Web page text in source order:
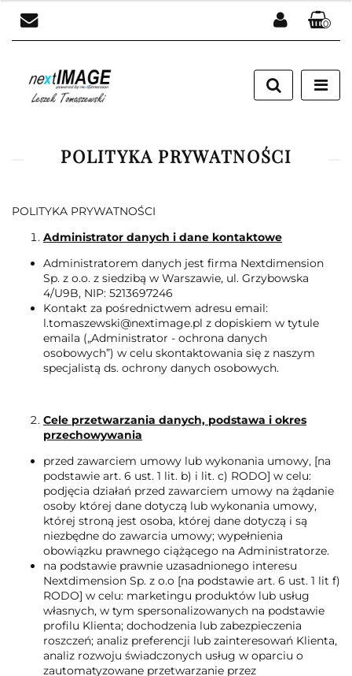
Załóż konto
0
POLITYKA PRYWATNOŚCI
POLITYKA PRYWATNOŚCI
Administrator danych i dane kontaktowe
Administratorem danych jest firma Nextdimension
Sp. z o.o. z siedzibą w Warszawie, ul. Grzybowska
4/U9B, NIP: 5213697246
Kontakt za pośrednictwem adresu email:
l.tomaszewski@nextimage.pl z dopiskiem w tytule
emaila („Administrator - ochrona danych
osobowych”) w celu skontaktowania się z naszym
specjalistą ds. ochrony danych osobowych.
Cele przetwarzania danych, podstawa i okres
przechowywania
przed zawarciem umowy lub wykonania umowy, [na
podstawie art. 6 ust. 1 lit. b) i lit. c) RODO] w celu:
podjęcia działań przed zawarciem umowy na żądanie
osoby której dane dotyczą lub wykonania umowy,
której stroną jest osoba, której dane dotyczą i są
niezbędne do zawarcia umowy; wypełnienia
obowiązku prawnego ciążącego na Administratorze.
na podstawie prawnie uzasadnionego interesu
Nextdimension Sp. z o.o [na podstawie art. 6 ust. 1 lit f)
RODO] w celu: marketingu produktów lub usług
własnych, w tym spersonalizowanych na podstawie
profilu Klienta; dochodzenia lub zabezpieczenia
roszczeń; analiz preferencji lub zainteresowań Klienta,
analiz rozwoju świadczonych usług w oparciu o
zautomatyzowane przetwarzanie przez